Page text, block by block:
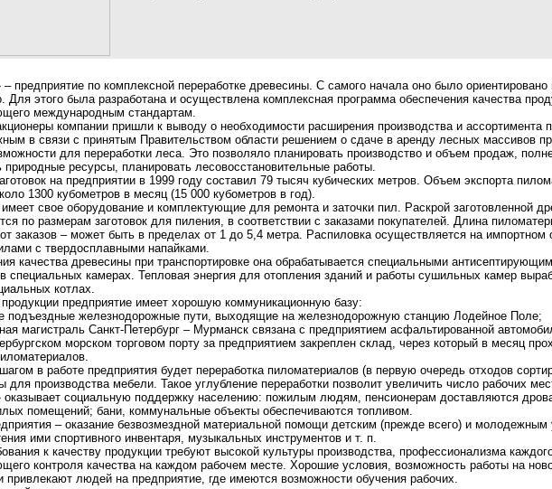
предприятие по комплексной переработке древесины. С самого начала оно было ориентировано
Для этого была разработана и осуществлена комплексная программа обеспечения качества
международным стандартам.
компании пришли к выводу о необходимости расширения производства и ассортимента
в связи с принятым Правительством области решением о сдаче в аренду лесных массивов
для переработки леса. Это позволяло планировать производство и объем продаж,
природные ресурсы, планировать лесовосстановительные работы.
на предприятии в 1999 году составил 79 тысяч кубических метров. Объем экспорта
1300 кубометров в месяц (15 000 кубометров в год).
свое оборудование и комплектующие для ремонта и заточки пил. Раскрой заготовленной
по размерам заготовок для пиления, в соответствии с заказами покупателей. Длина
заказов – может быть в пределах от 1 до 5,4 метра. Распиловка осуществляется на импортном
с твердосплавными напайками.
качества древесины при транспортировке она обрабатывается специальными
специальных камерах. Тепловая энергия для отопления зданий и работы сушильных камер
котлах.
продукции предприятие имеет хорошую коммуникационную базу:
подъездные железнодорожные пути, выходящие на железнодорожную станцию Лодейное Поле;
магистраль Санкт-Петербург – Мурманск связана с предприятием асфальтированной
морском торговом порту за предприятием закреплен склад, через который в месяц
в работе предприятия будет переработка пиломатериалов (в первую очередь отходов
для производства мебели. Такое углубление переработки позволит увеличить число рабочих
социальную поддержку населению: пожилым людям, пенсионерам доставляются
помещений; бани, коммунальные объекты обеспечиваются топливом.
– оказание безвозмездной материальной помощи детским (прежде всего) и
ими спортивного инвентаря, музыкальных инструментов и т. п.
к качеству продукции требуют высокой культуры производства, профессионализма
контроля качества на каждом рабочем месте. Хорошие условия, возможность работы на
привлекают людей на предприятие, где имеются возможности обучения рабочих.